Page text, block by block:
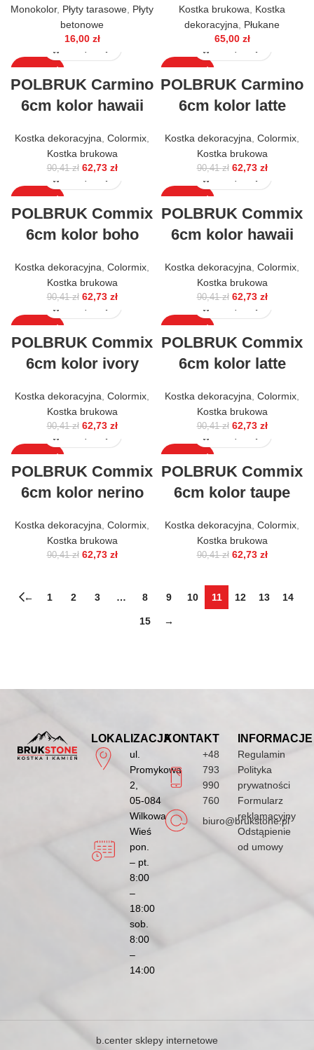
Monokolor, Płyty tarasowe, Płyty
betonowe
16,00 zł
Kostka brukowa, Kostka
dekoracyjna, Płukane
65,00 zł
POLBRUK Carmino
6cm kolor hawaii
Kostka dekoracyjna, Colormix,
Kostka brukowa
90,41zł 62,73 zł
POLBRUK Carmino
6cm kolor latte
Kostka dekoracyjna, Colormix,
Kostka brukowa
90,41zł 62,73 zł
POLBRUK Commix
6cm kolor boho
Kostka dekoracyjna, Colormix,
Kostka brukowa
90,41zł 62,73 zł
POLBRUK Commix
6cm kolor hawaii
Kostka dekoracyjna, Colormix,
Kostka brukowa
90,41zł 62,73 zł
POLBRUK Commix
6cm kolor ivory
Kostka dekoracyjna, Colormix,
Kostka brukowa
90,41zł 62,73 zł
POLBRUK Commix
6cm kolor latte
Kostka dekoracyjna, Colormix,
Kostka brukowa
90,41zł 62,73 zł
POLBRUK Commix
6cm kolor nerino
Kostka dekoracyjna, Colormix,
Kostka brukowa
90,41zł 62,73 zł
POLBRUK Commix
6cm kolor taupe
Kostka dekoracyjna, Colormix,
Kostka brukowa
90,41zł 62,73 zł
← 1 2 3 … 8 9 10 11 12 13 14
15 →
LOKALIZACJA
ul.
Promykowa
2,
05-084
Wilkowa
Wieś
pon.
– pt.
8:00
–
18:00
sob.
8:00
–
14:00
KONTAKT
+48
793
990
760
biuro@brukstone.pl
INFORMACJE
Regulamin
Polityka
prywatności
Formularz
reklamacyjny
Odstąpienie
od umowy
b.center sklepy internetowe